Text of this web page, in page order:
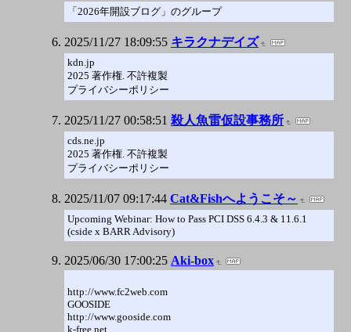
「2026年開設ブログ」のグループ
2025/11/27 18:09:55 キラクナデイズ
kdn.jp
2025 著作権. 不許複製
プライバシーポリシー
2025/11/27 00:58:51 殺人魚雷仮設事務所
cds.ne.jp
2025 著作権. 不許複製
プライバシーポリシー
2025/11/07 09:17:44 Cat&Fishへようこそ～
Upcoming Webinar: How to Pass PCI DSS 6.4.3 & 11.6.1
(cside x BARR Advisory)
2025/06/30 17:00:25 Aki-box
http://www.fc2web.com
GOOSIDE
http://www.gooside.com
k-free.net